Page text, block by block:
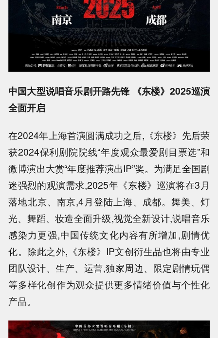
中国大型说唱音乐剧开路先锋 《东楼》2025巡演
全面开启
在2024年上海首演圆满成功之后,《东楼》先后荣
获2024保利剧院院线“年度观众最爱剧目票选”和
微博演出大赏“年度推荐演出IP”奖。为满足全国剧
迷强烈的观演需求,2025年《东楼》巡演将在3月
落地北京、南京,4月登陆上海、成都。舞美、灯
光、舞蹈、妆造全面升级,视觉全新设计,说唱音乐
感染力更强,中国传统文化内容有所增加,剧情优
化。除此之外,《东楼》IP文创衍生品也将由专业
团队设计、生产、运营,独家周边、限定剧情玩偶
等多样化创作为观众提供更多情绪价值与个性化
产品。